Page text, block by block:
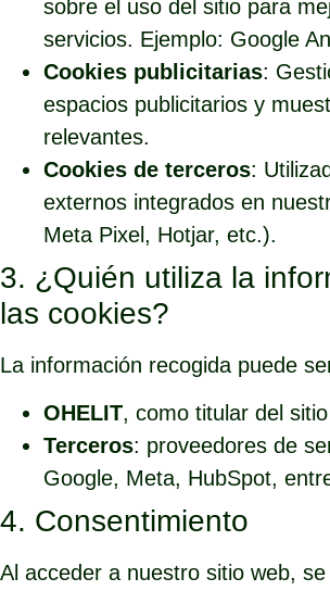
sobre el uso del sitio para
servicios. Ejemplo: Google
Cookies publicitarias:
espacios publicitarios y
relevantes.
Cookies de terceros:
externos integrados en
Meta Pixel, Hotjar, etc.).
3. ¿Quién utiliza la
las cookies?
La información recogida puede
OHELIT, como titular del
Terceros: proveedores de
Google, Meta, HubSpot,
4. Consentimiento
Al acceder a nuestro sitio web,